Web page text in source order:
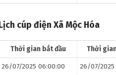
Lịch cúp điện Xã Mộc Hóa
Thời gian bắt đầu Thời
26/07/2025 06:00:00 26/07/2025